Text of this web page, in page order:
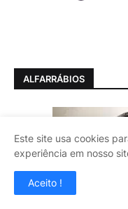
ALFARRÁBIOS
Este site usa cookies
experiência em nosso
Aceito !